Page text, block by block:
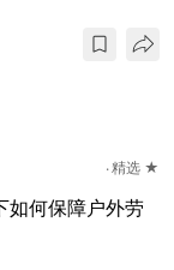
精选 ★
如何保障户外劳